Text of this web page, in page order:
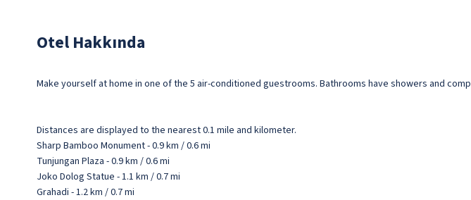
Otel Hakkında
Make yourself at home in one of the 5 air-conditioned guestrooms. Bathrooms have showers and
Distances are displayed to the nearest 0.1 mile and kilometer.
Sharp Bamboo Monument - 0.9 km / 0.6 mi
Tunjungan Plaza - 0.9 km / 0.6 mi
Joko Dolog Statue - 1.1 km / 0.7 mi
Grahadi - 1.2 km / 0.7 mi